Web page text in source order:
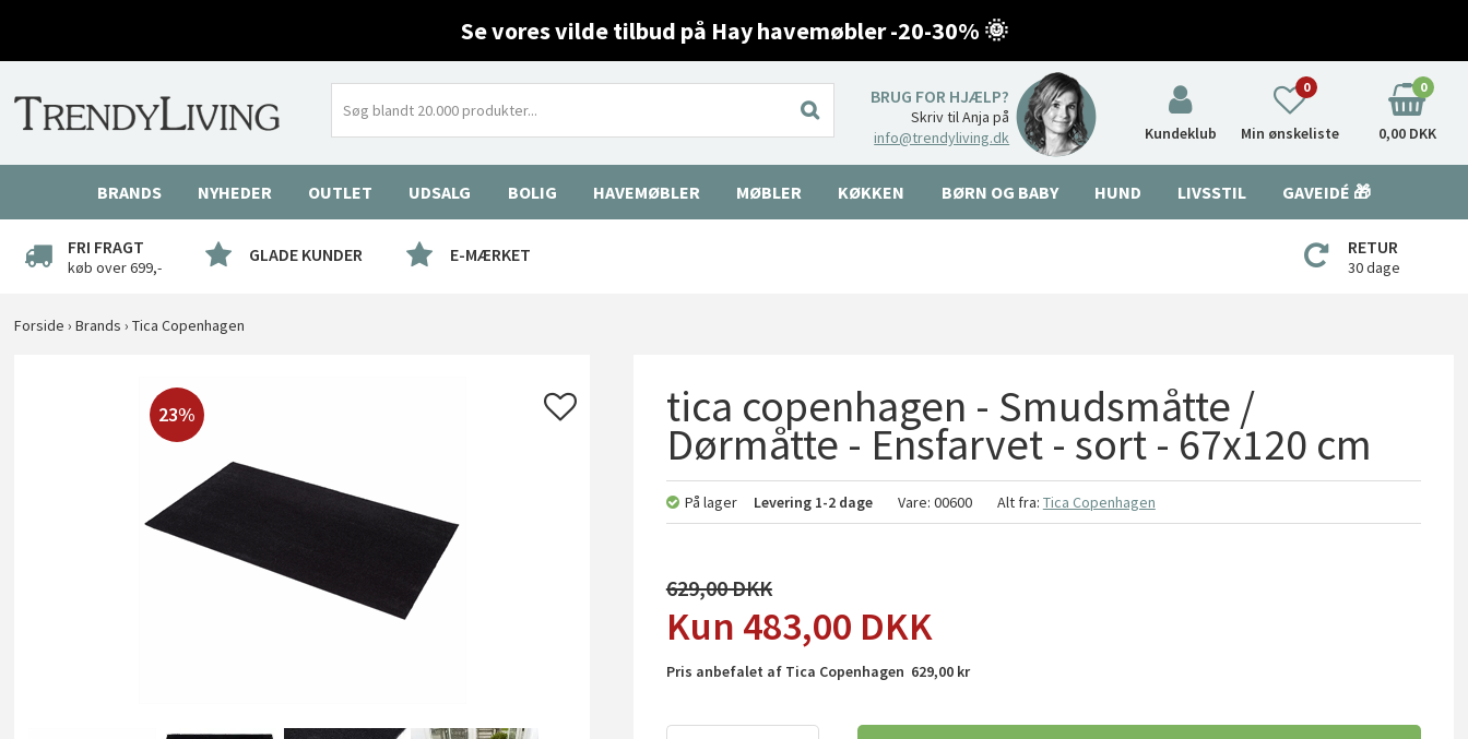
Se vores vilde tilbud på Hay havemøbler -20-30% 🌞
BRUG FOR HJÆLP?
Skriv til Anja på
info@trendyliving.dk
Kundeklub Min ønskeliste
0 0
0,00 DKK
BRANDS NYHEDER OUTLET UDSALG BOLIG HAVEMØBLER MØBLER KØKKEN BØRN OG BABY HUND LIVSSTIL GAVEIDÉ 🎁
FRI FRAGT
køb over 699,-
GLADE KUNDER E-MÆRKET RETUR
30 dage
Forside ›Brands ›Tica Copenhagen
23% tica copenhagen - Smudsmåtte /
Dørmåtte - Ensfarvet - sort - 67x120 cm
På lager Levering 1-2 dage Vare: 00600 Alt fra: Tica Copenhagen
629,00
483,00 DKK
Pris anbefalet af Tica Copenhagen 629,00 kr